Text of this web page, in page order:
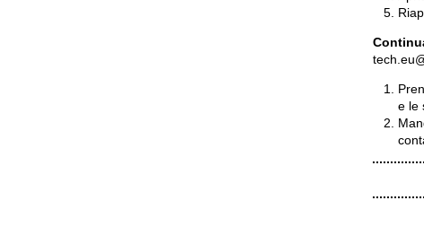
e le